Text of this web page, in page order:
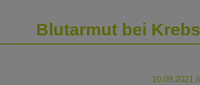
Blutarmut bei
10.09.2021